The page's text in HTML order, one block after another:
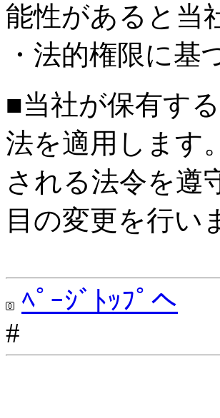
能性があると当
・法的権限に基
■当社が保有す
法を適用します
される法令を遵
目の変更を行い
ﾍﾟｰｼﾞﾄｯﾌﾟへ
#